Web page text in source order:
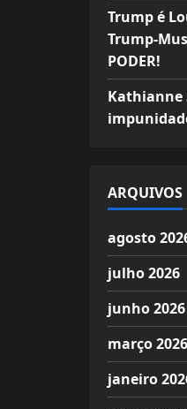
Trump é
Trump-
PODER!
Kathianne
ARQUIVOS
agosto
julho 2026
junho 2026
março 2026
janeiro